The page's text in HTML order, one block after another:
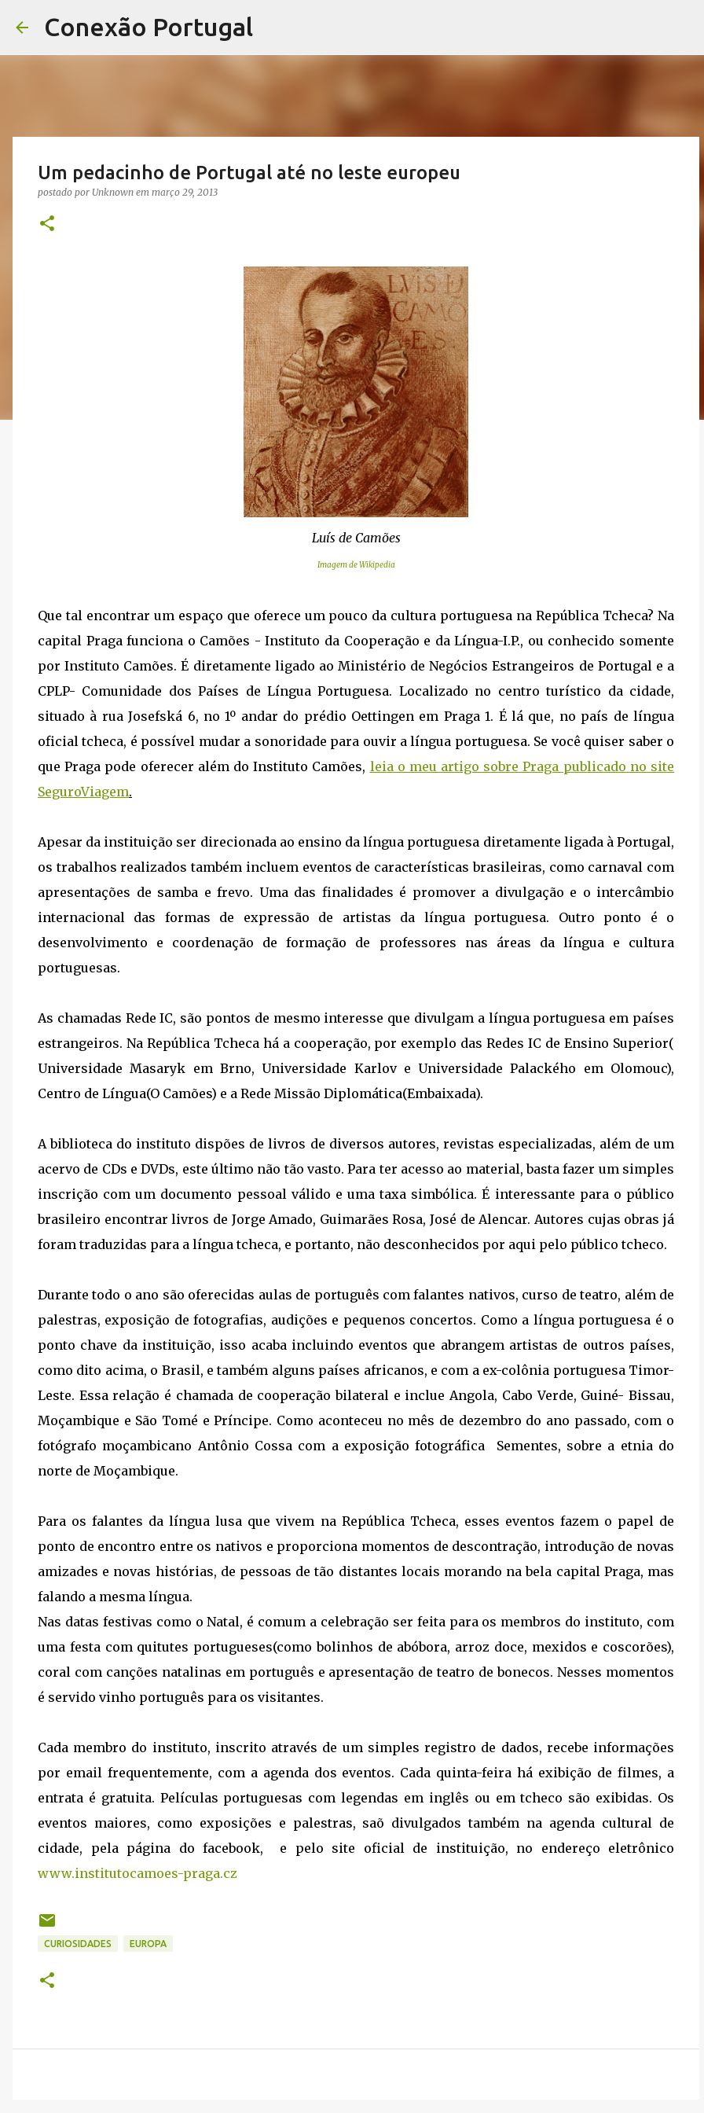
Conexão Portugal
Um pedacinho de Portugal até no leste europeu
postado por Unknown em março 29, 2013
Luís de Camões
Imagem de Wikipedia
Que tal encontrar um espaço que oferece um pouco da cultura portuguesa na República Tcheca? Na
capital Praga funciona o Camões - Instituto da Cooperação e da Língua-I.P., ou conhecido somente
por Instituto Camões. É diretamente ligado ao Ministério de Negócios Estrangeiros de Portugal e a
CPLP- Comunidade dos Países de Língua Portuguesa. Localizado no centro turístico da cidade,
situado à rua Josefská 6, no 1º andar do prédio Oettingen em Praga 1. É lá que, no país de língua
oficial tcheca, é possível mudar a sonoridade para ouvir a língua portuguesa. Se você quiser saber o
que Praga pode oferecer além do Instituto Camões, leia o meu artigo sobre Praga publicado no site
SeguroViagem.
Apesar da instituição ser direcionada ao ensino da língua portuguesa diretamente ligada à Portugal,
os trabalhos realizados também incluem eventos de características brasileiras, como carnaval com
apresentações de samba e frevo. Uma das finalidades é promover a divulgação e o intercâmbio
internacional das formas de expressão de artistas da língua portuguesa. Outro ponto é o
desenvolvimento e coordenação de formação de professores nas áreas da língua e cultura
portuguesas.
As chamadas Rede IC, são pontos de mesmo interesse que divulgam a língua portuguesa em países
estrangeiros. Na República Tcheca há a cooperação, por exemplo das Redes IC de Ensino Superior(
Universidade Masaryk em Brno, Universidade Karlov e Universidade Palackého em Olomouc),
Centro de Língua(O Camões) e a Rede Missão Diplomática(Embaixada).
A biblioteca do instituto dispões de livros de diversos autores, revistas especializadas, além de um
acervo de CDs e DVDs, este último não tão vasto. Para ter acesso ao material, basta fazer um simples
inscrição com um documento pessoal válido e uma taxa simbólica. É interessante para o público
brasileiro encontrar livros de Jorge Amado, Guimarães Rosa, José de Alencar. Autores cujas obras já
foram traduzidas para a língua tcheca, e portanto, não desconhecidos por aqui pelo público tcheco.
Durante todo o ano são oferecidas aulas de português com falantes nativos, curso de teatro, além de
palestras, exposição de fotografias, audições e pequenos concertos. Como a língua portuguesa é o
ponto chave da instituição, isso acaba incluindo eventos que abrangem artistas de outros países,
como dito acima, o Brasil, e também alguns países africanos, e com a ex-colônia portuguesa Timor-
Leste. Essa relação é chamada de cooperação bilateral e inclue Angola, Cabo Verde, Guiné- Bissau,
Moçambique e São Tomé e Príncipe. Como aconteceu no mês de dezembro do ano passado, com o
fotógrafo moçambicano Antônio Cossa com a exposição fotográfica
Sementes, sobre a etnia do
norte de Moçambique.
Para os falantes da língua lusa que vivem na República Tcheca, esses eventos fazem o papel de
ponto de encontro entre os nativos e proporciona momentos de descontração, introdução de novas
amizades e novas histórias, de pessoas de tão distantes locais morando na bela capital Praga, mas
falando a mesma língua.
Nas datas festivas como o Natal, é comum a celebração ser feita para os membros do instituto, com
uma festa com quitutes portugueses(como bolinhos de abóbora, arroz doce, mexidos e coscorões),
coral com canções natalinas em português e apresentação de teatro de bonecos. Nesses momentos
é servido vinho português para os visitantes.
Cada membro do instituto, inscrito através de um simples registro de dados, recebe informações
por email frequentemente, com a agenda dos eventos. Cada quinta-feira há exibição de filmes, a
entrata é gratuita. Películas portuguesas com legendas em inglês ou em tcheco são exibidas. Os
eventos maiores, como exposições e palestras, saõ divulgados também na agenda cultural de
cidade, pela página do facebook, e pelo site oficial de instituição, no endereço eletrônico
www.institutocamoes-praga.cz
CURIOSIDADES EUROPA